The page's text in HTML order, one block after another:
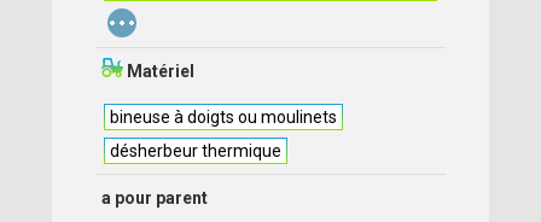
...
Matériel
bineuse à doigts ou moulinets
désherbeur thermique
a pour parent